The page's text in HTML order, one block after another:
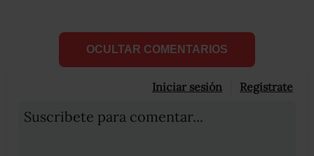
OCULTAR COMENTARIOS
Iniciar sesión Registrate
Suscribete para comentar...